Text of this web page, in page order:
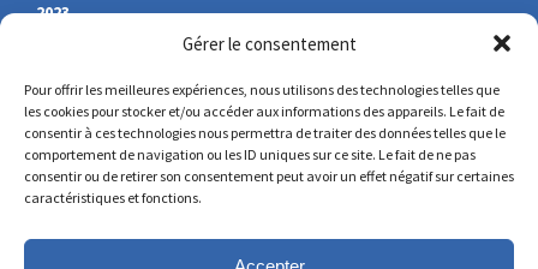
Gérer le consentement
Pour offrir les meilleures expériences, nous utilisons des technologies telles que
les cookies pour stocker et/ou accéder aux informations des appareils. Le fait de
consentir à ces technologies nous permettra de traiter des données telles que le
comportement de navigation ou les ID uniques sur ce site. Le fait de ne pas
consentir ou de retirer son consentement peut avoir un effet négatif sur certaines
caractéristiques et fonctions.
2023
NOS COORDONNÉES
secretariat@lamennais.org